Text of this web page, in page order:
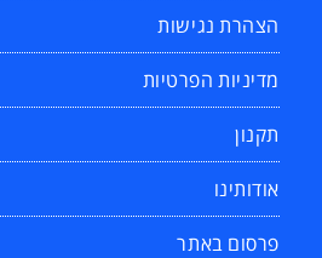
הצהרת נגישות
מדיניות הפרטיות
תקנון
אודותינו
פרסום באתר